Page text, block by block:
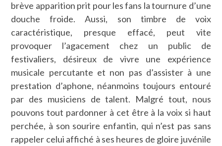
brève apparition prit pour les fans la tournure d’une
douche froide. Aussi, son timbre de voix
caractéristique, presque effacé, peut vite
provoquer l’agacement chez un public de
festivaliers, désireux de vivre une expérience
musicale percutante et non pas d’assister à une
prestation d’aphone, néanmoins toujours entouré
par des musiciens de talent. Malgré tout, nous
pouvons tout pardonner à cet être à la voix si haut
perchée, à son sourire enfantin, qui n’est pas sans
rappeler celui affiché à ses heures de gloire juvénile